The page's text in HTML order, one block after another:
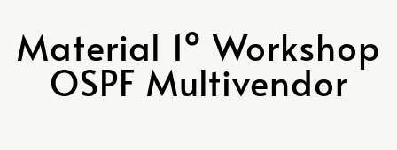
Material 1º Workshop
OSPF Multivendor